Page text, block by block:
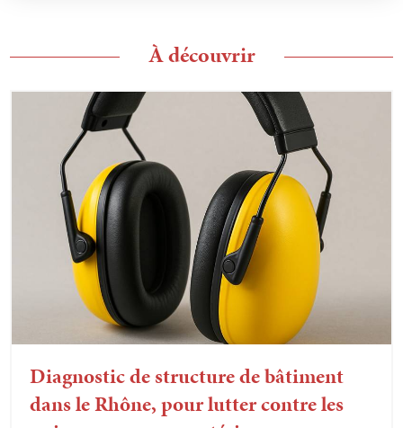
À découvrir
Diagnostic de structure de bâtiment
dans le Rhône, pour lutter contre les